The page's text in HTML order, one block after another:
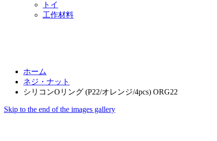
トイ
工作材料
ホーム
ネジ・ナット
シリコンOリング (P22/オレンジ/4pcs) ORG22
Skip to the end of the images gallery